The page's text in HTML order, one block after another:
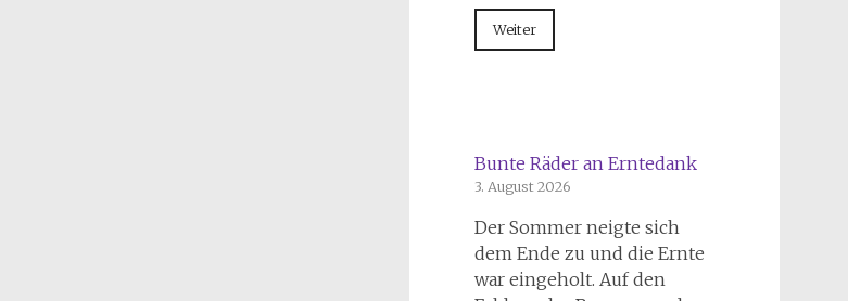
Weiter
Bunte Räder an Erntedank
3. August 2026
Der Sommer neigte sich
dem Ende zu und die Ernte
war eingeholt. Auf den